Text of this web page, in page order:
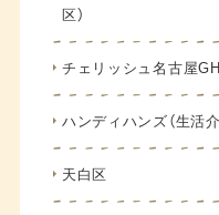
区）
チェリッシュ名古屋GH
ハンディハンズ（生活介
天白区